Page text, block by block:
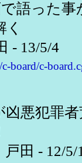
語った事
5/4
board/c-
悪犯罪者
12/5/11(